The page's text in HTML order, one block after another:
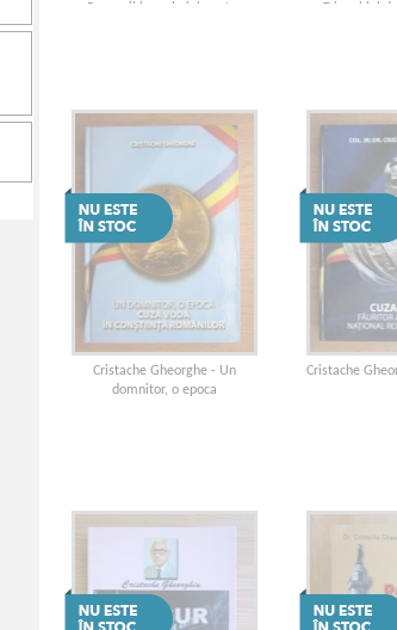
Romanii in razboiul pentru
Triunghiul
Cristache Gheorghe - Un
domnitor, o epoca
Cristache